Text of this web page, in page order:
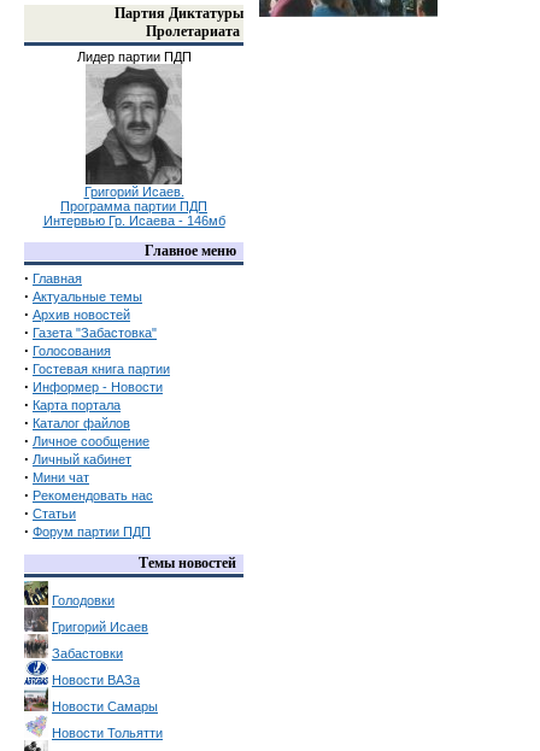
Партия Диктатуры
Пролетариата
Лидер партии ПДП
Григорий Исаев.
Программа партии ПДП
Интервью Гр. Исаева - 146мб
Главное меню
· Главная
· Актуальные темы
· Архив новостей
· Газета "Забастовка"
· Голосования
· Гостевая книга партии
· Информер - Новости
· Карта портала
· Каталог файлов
· Личное сообщение
· Личный кабинет
· Мини чат
· Рекомендовать нас
· Статьи
· Форум партии ПДП
Темы новостей
Голодовки
Григорий Исаев
Забастовки
Новости ВАЗа
Новости Самары
Новости Тольятти